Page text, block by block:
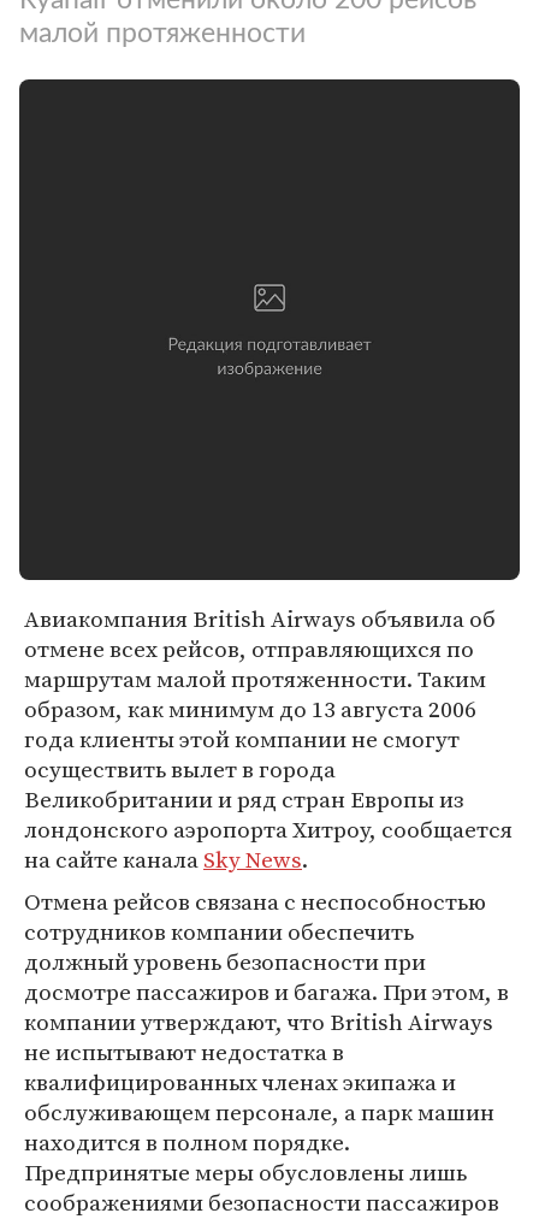
малой протяженности
Авиакомпания British Airways объявила об
отмене всех рейсов, отправляющихся по
маршрутам малой протяженности. Таким
образом, как минимум до 13 августа 2006
года клиенты этой компании не смогут
осуществить вылет в города
Великобритании и ряд стран Европы из
лондонского аэропорта Хитроу, сообщается
на сайте каналаSky News.
Отмена рейсов связана с неспособностью
сотрудников компании обеспечить
должный уровень безопасности при
досмотре пассажиров и багажа. При этом, в
компании утверждают, что British Airways
не испытывают недостатка в
квалифицированных членах экипажа и
обслуживающем персонале, а парк машин
находится в полном порядке.
Предпринятые меры обусловлены лишь
соображениями безопасности пассажиров